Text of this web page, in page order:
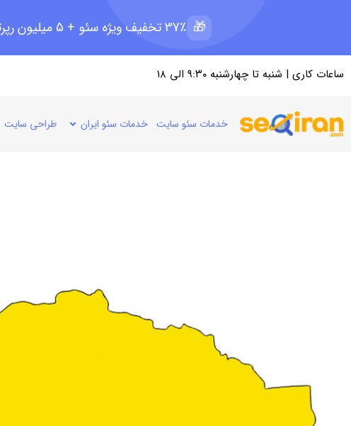
🎁 37٪ تخفیف ویژه سئو + 5 میلیون رپرتاژ رایگان؛ ظرفیت 11 از 15
ساعات کاری | شنبه تا چهارشنبه ۹:۳۰ الی ۱۸
خدمات سئو سایت خدمات سئو ایران طراحی سایت